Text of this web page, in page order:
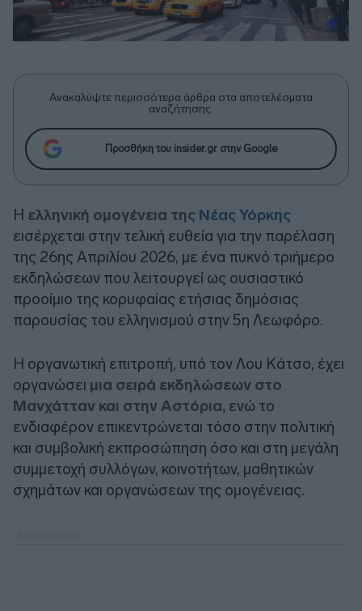
Ανακαλύψτε περισσότερα άρθρα στα αποτελέσματα
αναζήτησης.
Προσθήκη του insider.gr στην Google
Η ελληνική ομογένεια της Νέας Υόρκης
εισέρχεται στην τελική ευθεία για την παρέλαση
της 26ης Απριλίου 2026, με ένα πυκνό τριήμερο
εκδηλώσεων που λειτουργεί ως ουσιαστικό
προοίμιο της κορυφαίας ετήσιας δημόσιας
παρουσίας του ελληνισμού στην 5η Λεωφόρο.
Η οργανωτική επιτροπή, υπό τον Λου Κάτσο, έχει
οργανώσει μια σειρά εκδηλώσεων στο
Μανχάτταν και στην Αστόρια, ενώ το
ενδιαφέρον επικεντρώνεται τόσο στην πολιτική
και συμβολική εκπροσώπηση όσο και στη μεγάλη
συμμετοχή συλλόγων, κοινοτήτων, μαθητικών
σχημάτων και οργανώσεων της ομογένειας.